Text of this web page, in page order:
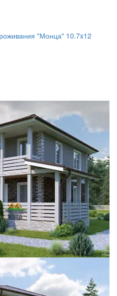
"Монца" 10.7x12